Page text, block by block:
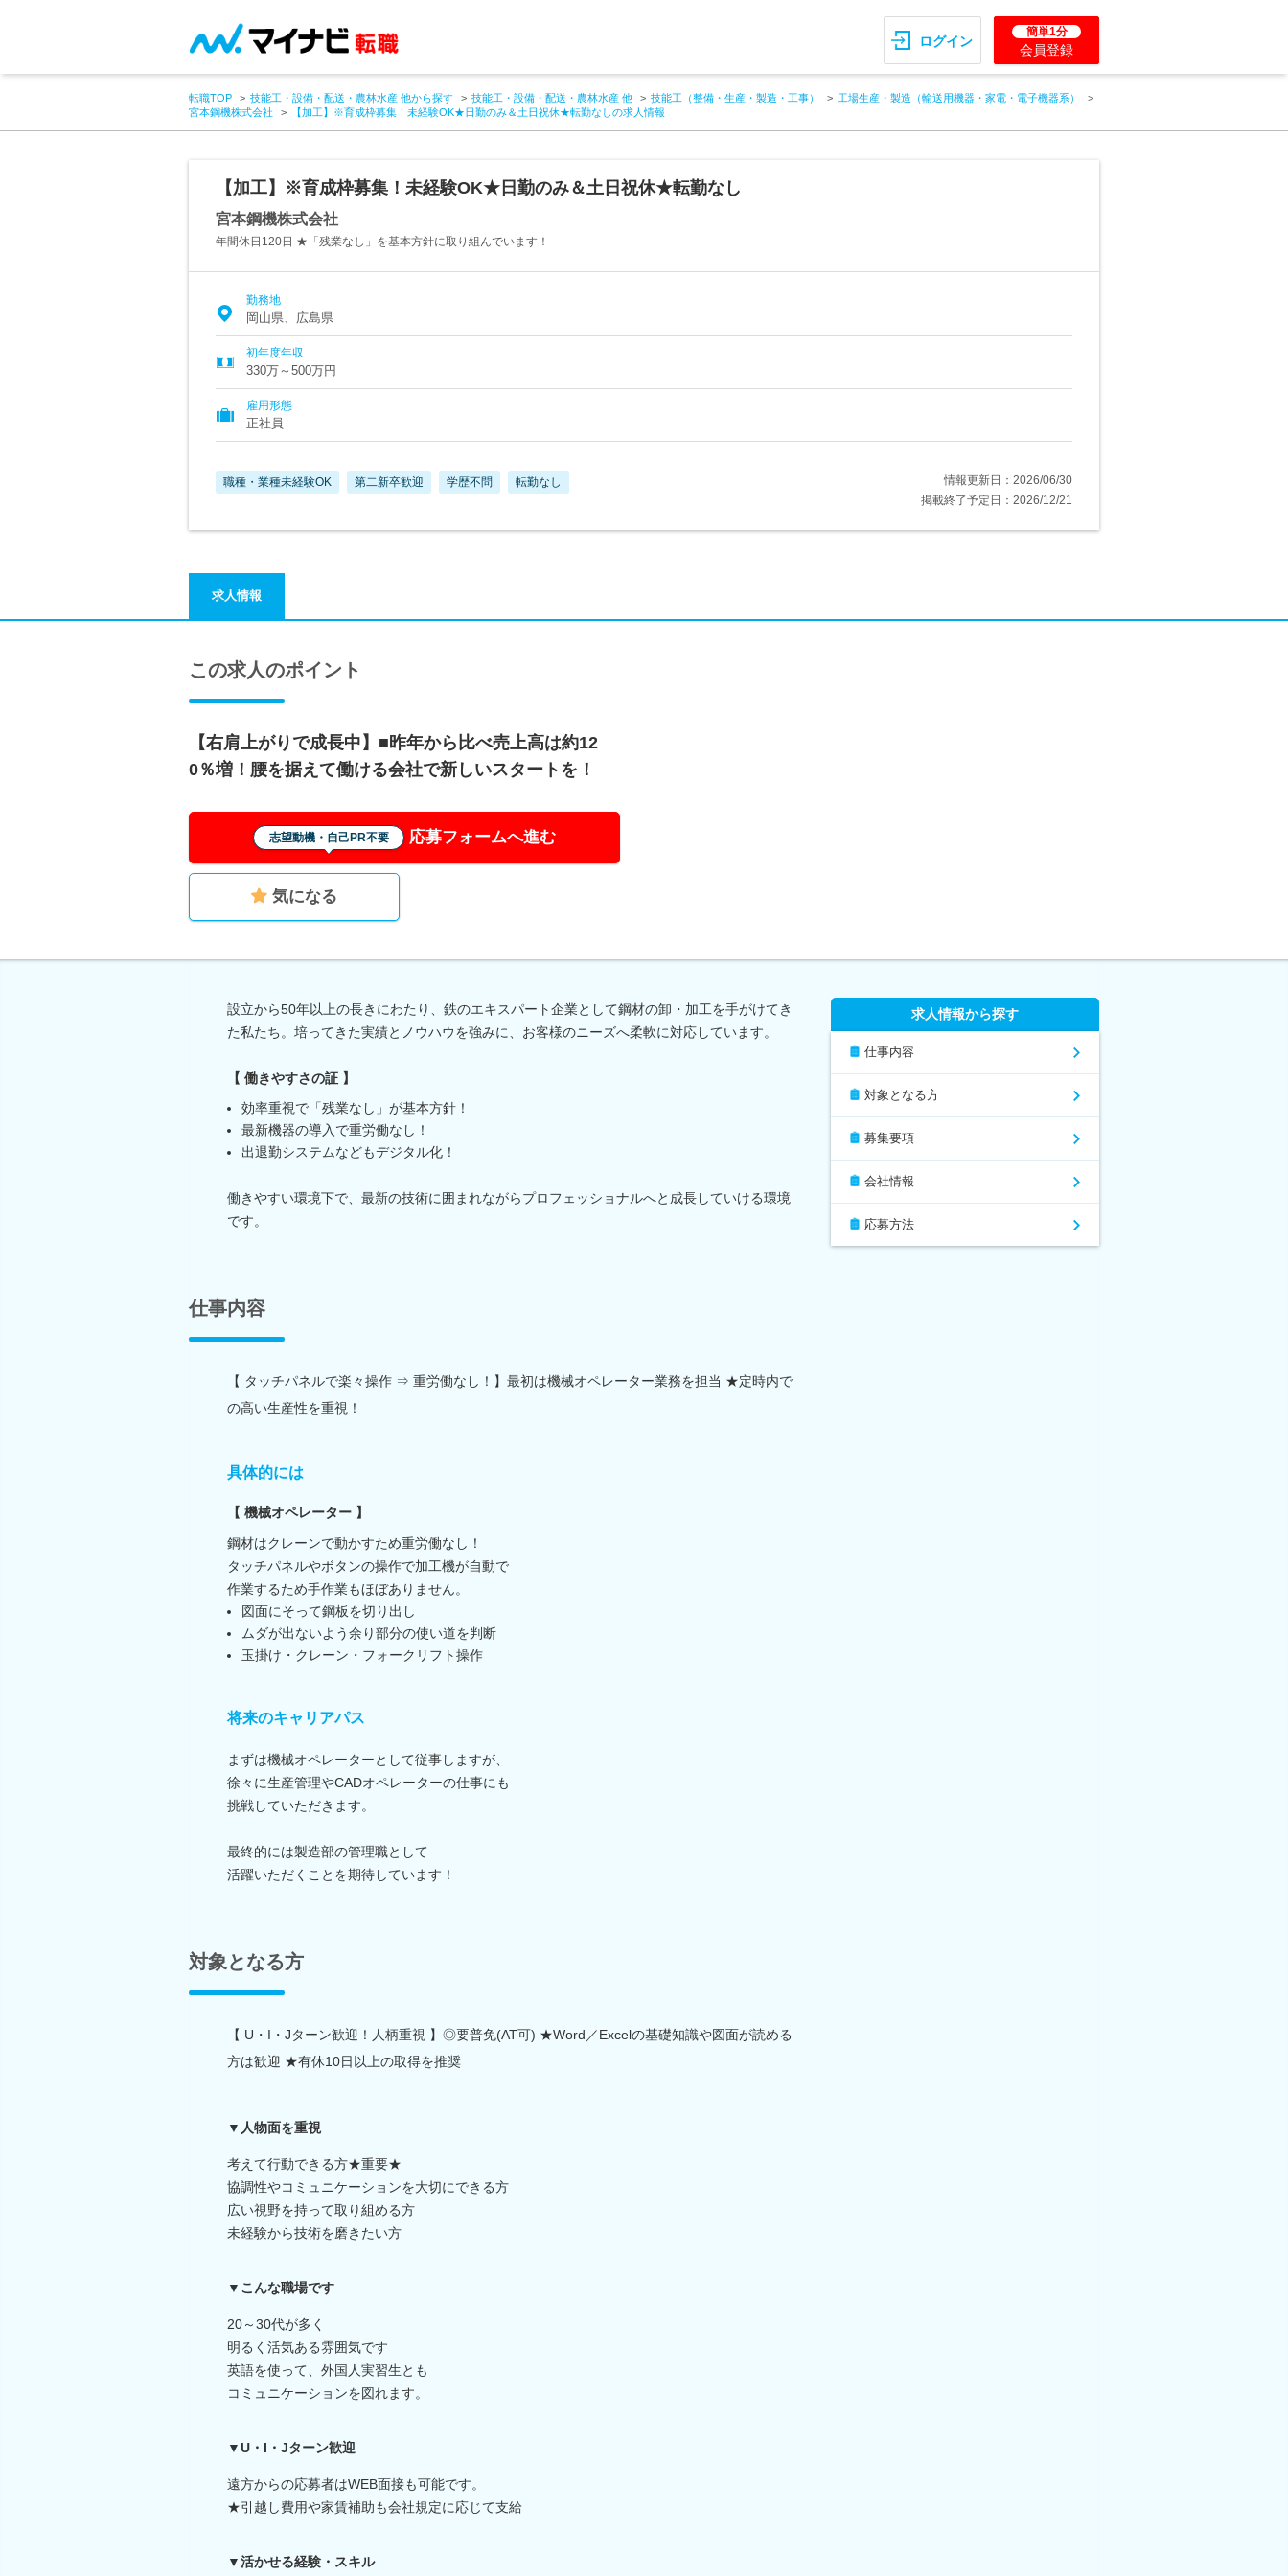
ログイン
簡単1分
会員登録
転職TOP 技能工・設備・配送・農林水産 他から探す 技能工・設備・配送・農林水産 他 技能工（整備・生産・製造・工事）
工場生産・製造（輸送用機器・家電・電子機器系）
宮本鋼機株式会社
【加工】※育成枠募集！未経験OK★日勤のみ＆土日祝休★転勤なしの求人情報
【加工】※育成枠募集！未経験OK★日勤のみ＆土日祝休★転勤なし
宮本鋼機株式会社
年間休日120日 ★「残業なし」を基本方針に取り組んでいます！
勤務地
岡山県、広島県
初年度年収
330万～500万円
雇用形態
正社員
職種・業種未経験OK 第二新卒歓迎 学歴不問 転勤なし
情報更新日：2026/06/30
掲載終了予定日：2026/12/21
求人情報
この求人のポイント
【右肩上がりで成長中】■昨年から比べ売上高は約12
0％増！腰を据えて働ける会社で新しいスタートを！
志望動機・自己PR不要 応募フォームへ進む
気になる
設立から50年以上の長きにわたり、鉄のエキスパート企業として鋼材の卸・加工を手がけてき
た私たち。培ってきた実績とノウハウを強みに、お客様のニーズへ柔軟に対応しています。
【 働きやすさの証 】
効率重視で「残業なし」が基本方針！
最新機器の導入で重労働なし！
出退勤システムなどもデジタル化！
働きやすい環境下で、最新の技術に囲まれながらプロフェッショナルへと成長していける環境
です。
仕事内容
【 タッチパネルで楽々操作 ⇒ 重労働なし！】最初は機械オペレーター業務を担当 ★定時内で
の高い生産性を重視！
具体的には
【 機械オペレーター 】
鋼材はクレーンで動かすため重労働なし！
タッチパネルやボタンの操作で加工機が自動で
作業するため手作業もほぼありません。
図面にそって鋼板を切り出し
ムダが出ないよう余り部分の使い道を判断
玉掛け・クレーン・フォークリフト操作
将来のキャリアパス
まずは機械オペレーターとして従事しますが、
徐々に生産管理やCADオペレーターの仕事にも
挑戦していただきます。
最終的には製造部の管理職として
活躍いただくことを期待しています！
対象となる方
【 U・I・Jターン歓迎！人柄重視 】◎要普免(AT可) ★Word／Excelの基礎知識や図面が読める
方は歓迎 ★有休10日以上の取得を推奨
▼人物面を重視
考えて行動できる方★重要★
協調性やコミュニケーションを大切にできる方
広い視野を持って取り組める方
未経験から技術を磨きたい方
▼こんな職場です
20～30代が多く
明るく活気ある雰囲気です
英語を使って、外国人実習生とも
コミュニケーションを図れます。
▼U・I・Jターン歓迎
遠方からの応募者はWEB面接も可能です。
★引越し費用や家賃補助も会社規定に応じて支給
▼活かせる経験・スキル
求人情報から探す
仕事内容
対象となる方
募集要項
会社情報
応募方法